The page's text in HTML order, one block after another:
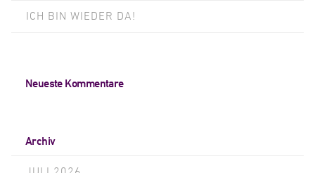
ICH BIN WIEDER DA!
Neueste Kommentare
Archiv